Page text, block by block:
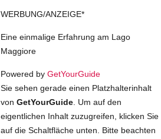
WERBUNG/ANZEIGE*
Eine einmalige Erfahrung am Lago
Maggiore
Powered by GetYourGuide
Sie sehen gerade einen Platzhalterinhalt
von GetYourGuide. Um auf den
eigentlichen Inhalt zuzugreifen, klicken Sie
auf die Schaltfläche unten. Bitte beachten